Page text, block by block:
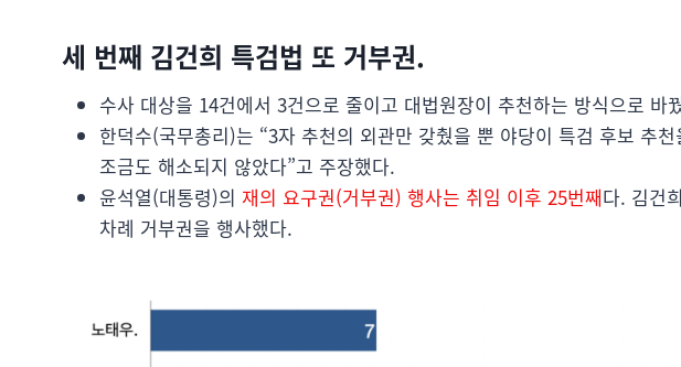
세 번째 김건희 특검법 또 거부권.
수사 대상을 14건에서 3건으로 줄이고 대법원장이 추천하는 방식으로 바
한덕수(국무총리)는 “3자 추천의 외관만 갖췄을 뿐 야당이 특검 후보 추
조금도 해소되지 않았다”고 주장했다.
윤석열(대통령)의 재의 요구권(거부권) 행사는 취임 이후 25번째다. 김건
차례 거부권을 행사했다.